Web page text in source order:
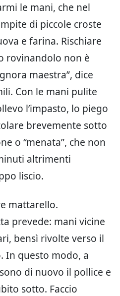
le mani, che nel
di piccole croste
e farina. Rischiare
rovinandolo non è
maestra”, dice
Con le mani pulite
l’impasto, lo piego
brevemente sotto
o “menata”, che non
altrimenti
liscio.
mattarello.
prevede: mani vicine
bensì rivolte verso il
In questo modo, a
di nuovo il pollice e
sotto. Faccio